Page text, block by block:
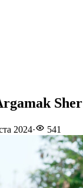
Sher
2024· 541